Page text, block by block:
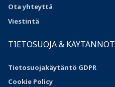
Ota yhteyttä
Viestintä
TIETOSUOJA & KÄYTÄNNÖT
Tietosuojakäytäntö GDPR
Cookie Policy